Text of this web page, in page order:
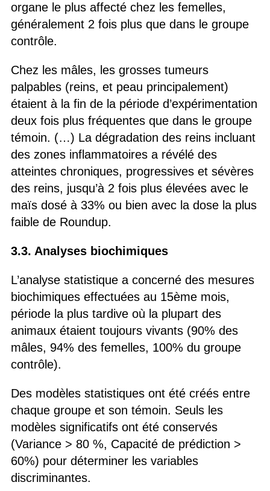
organe le plus affecté chez les femelles,
généralement 2 fois plus que dans le groupe
contrôle.
Chez les mâles, les grosses tumeurs
palpables (reins, et peau principalement)
étaient à la fin de la période d’expérimentation
deux fois plus fréquentes que dans le groupe
témoin. (…) La dégradation des reins incluant
des zones inflammatoires a révélé des
atteintes chroniques, progressives et sévères
des reins, jusqu’à 2 fois plus élevées avec le
maïs dosé à 33% ou bien avec la dose la plus
faible de Roundup.
3.3. Analyses biochimiques
L’analyse statistique a concerné des mesures
biochimiques effectuées au 15ème mois,
période la plus tardive où la plupart des
animaux étaient toujours vivants (90% des
mâles, 94% des femelles, 100% du groupe
contrôle).
Des modèles statistiques ont été créés entre
chaque groupe et son témoin. Seuls les
modèles significatifs ont été conservés
(Variance > 80 %, Capacité de prédiction >
60%) pour déterminer les variables
discriminantes.